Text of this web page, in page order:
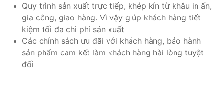
Quy trình sản xuất trực tiếp, khép kín từ khâu in ấn,
gia công, giao hàng. Vì vậy giúp khách hàng tiết
kiệm tối đa chi phí sản xuất
Các chính sách ưu đãi với khách hàng, bảo hành
sản phẩm cam kết làm khách hàng hài lòng tuyệt
đối